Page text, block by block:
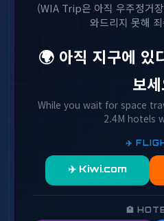
(WIA Trip은 아직 우주정거
와드리지 못해
🌍 아직 지구에 있
보
While you wait for space
2.4M hotels
✈️
✈️ Kiwi.com
🏨